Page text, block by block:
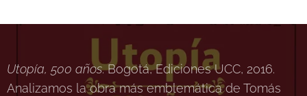
Utopía, 500 años. Bogotá, Ediciones UCC, 2016.
Analizamos la obra más emblemática de Tomás